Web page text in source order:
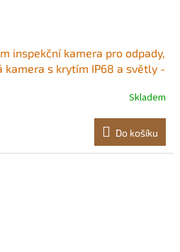
inspekční kamera pro odpady,
s krytím IP68 a světly -
potrubí Nastavitelný jas
barevný displej<br/
Skladem
Do košíku